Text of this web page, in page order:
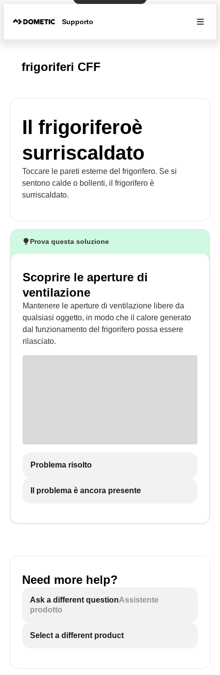
Supporto
frigoriferi CFF
Il frigoriferoè
surriscaldato
Toccare le pareti esterne del frigorifero. Se si
sentono calde o bollenti, il frigorifero è
surriscaldato.
Prova questa soluzione
Scoprire le aperture di
ventilazione
Mantenere le aperture di ventilazione libere da
qualsiasi oggetto, in modo che il calore generato
dal funzionamento del frigorifero possa essere
rilasciato.
Problema risolto
Il problema è ancora presente
Need more help?
Ask a different questionAssistente
prodotto
Select a different product